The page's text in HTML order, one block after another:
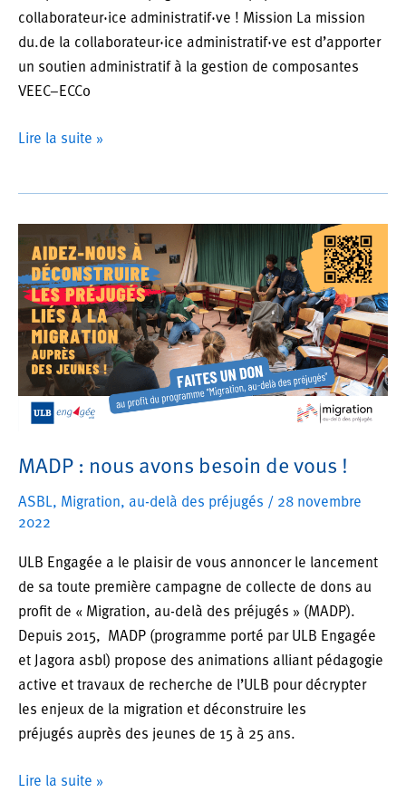
collaborateur·ice administratif·ve ! Mission La mission
du.de la collaborateur·ice administratif·ve est d’apporter
un soutien administratif à la gestion de composantes
VEEC–ECCo
Offre
administratif·ve
Lire la suite »
MADP : nous avons besoin de vous !
ASBL, Migration, au-delà des préjugés / 28 novembre
2022
ULB Engagée a le plaisir de vous annoncer le lancement
de sa toute première campagne de collecte de dons au
profit de « Migration, au-delà des préjugés » (MADP).
Depuis 2015, MADP (programme porté par ULB Engagée
et Jagora asbl) propose des animations alliant pédagogie
active et travaux de recherche de l’ULB pour décrypter
les enjeux de la migration et déconstruire les
préjugés auprès des jeunes de 15 à 25 ans.
MADP
Lire la suite »